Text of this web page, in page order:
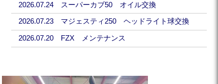
2026.07.24 スーパーカブ50 オイル交換
2026.07.23 マジェスティ250 ヘッドライト球交換
2026.07.20 FZX メンテナンス